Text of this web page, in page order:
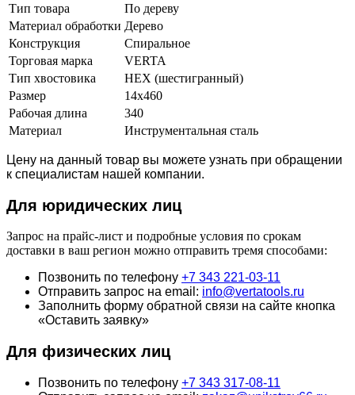
Тип товара
По дереву
Материал обработки Дерево
Конструкция
Спиральное
Торговая марка
VERTA
Тип хвостовика
HEX (шестигранный)
Размер
14x460
Рабочая длина
340
Материал
Инструментальная сталь
Цену на данный товар вы можете узнать при обращении
к специалистам нашей компании.
Для юридических лиц
Запрос на прайс-лист и подробные условия по срокам
доставки в ваш регион можно отправить тремя способами:
Позвонить по телефону +7 343 221-03-11
Отправить запрос на email: info@vertatools.ru
Заполнить форму обратной связи на сайте кнопка
«Оставить заявку»
Для физических лиц
Позвонить по телефону +7 343 317-08-11